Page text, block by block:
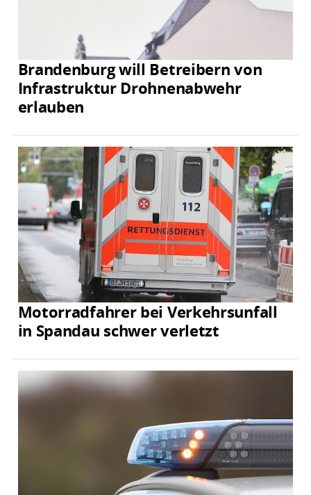
Brandenburg will Betreibern von
Infrastruktur Drohnenabwehr
erlauben
Motorradfahrer bei Verkehrsunfall
in Spandau schwer verletzt